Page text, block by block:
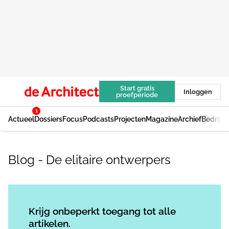
Start gratis
proefperiode
Inloggen
Actueel
1
DossiersFocusPodcastsProjectenMagazineArchief
Blog - De elitaire ontwerpers
Krijg onbeperkt toegang tot alle
artikelen.